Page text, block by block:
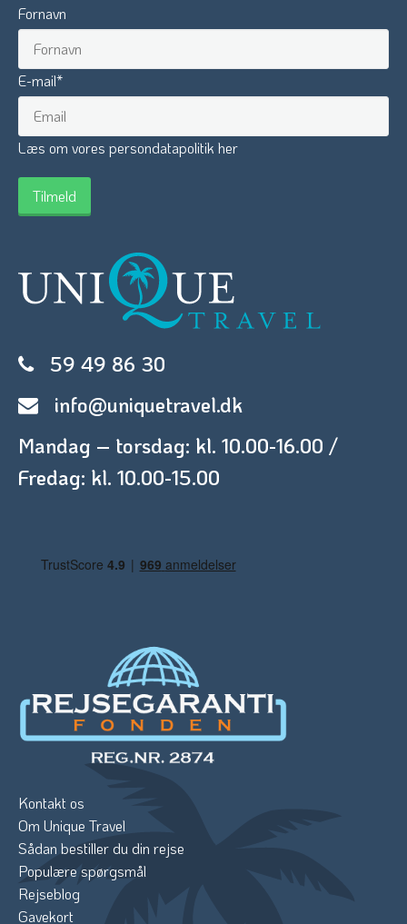
Fornavn
E-mail*
Læs om vores persondatapolitik her
59 49 86 30
info@uniquetravel.dk
Mandag – torsdag: kl. 10.00-16.00 /
Fredag: kl. 10.00-15.00
Kontakt os
Om Unique Travel
Sådan bestiller du din rejse
Populære spørgsmål
Rejseblog
Gavekort